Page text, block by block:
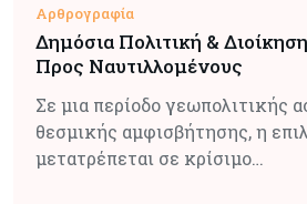
Αρθρογραφία
Δημόσια Πολιτική &
Προς Ναυτιλλομένους
Σε μια περίοδο γεωπολιτικής
θεσμικής αμφισβήτησης, η
μετατρέπεται σε κρίσιμο…